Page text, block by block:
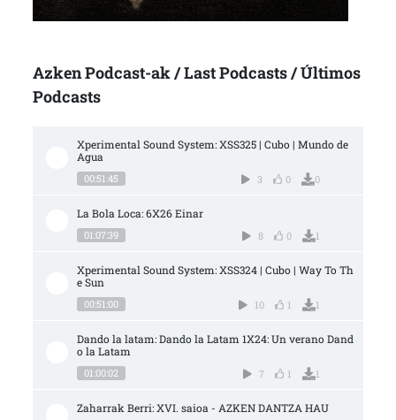
Azken Podcast-ak / Last Podcasts / Últimos
Podcasts
Xperimental Sound System: XSS325 | Cubo | Mundo de
Agua
00:51:45 3 0 0
La Bola Loca: 6X26 Einar
01:07:39 8 0 1
Xperimental Sound System: XSS324 | Cubo | Way To Th
e Sun
00:51:00 10 1 1
Dando la latam: Dando la Latam 1X24: Un verano Dand
o la Latam
01:00:02 7 1 1
Zaharrak Berri: XVI. saioa - AZKEN DANTZA HAU